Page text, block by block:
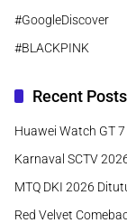
#GoogleDiscover
#BLACKPINK
Recent Posts
Huawei Watch GT
Karnaval SCTV
MTQ DKI 2026
Red Velvet